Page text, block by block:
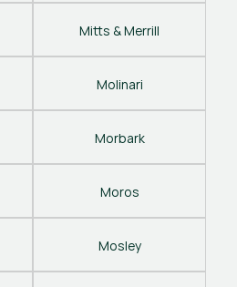
Mitts & Merrill
Molinari
Morbark
Moros
Mosley